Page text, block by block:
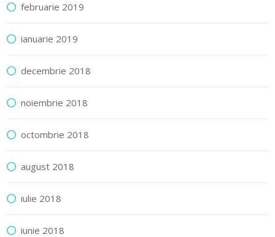
februarie 2019
ianuarie 2019
decembrie 2018
noiembrie 2018
octombrie 2018
august 2018
iulie 2018
iunie 2018